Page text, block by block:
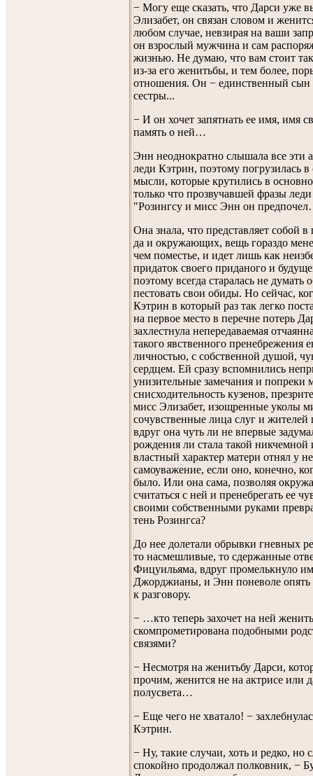
− Могу еще сказать, что Дарси уже
Элизабет, он связан словом и
любом случае, невзирая на ваши
он взрослый мужчина и сам
жизнью. Не думаю, что вам стоит
из-за его женитьбы, и тем более,
отношения. Он − единственный сын
сестры...
− И он хочет запятнать ее имя, имя
память о ней…
Энн неоднократно слышала все эти
леди Кэтрин, поэтому погрузилась в
мысли, которые крутились в
только что прозвучавшей фразы
"Розингсу и мисс Энн он
Она знала, что представляет собой в
да и окружающих, вещь гораздо
чем поместье, и идет лишь как
придаток своего приданого и
поэтому всегда старалась не думать
пестовать свои обиды. Но сейчас,
Кэтрин в который раз так легко
на первое место в перечне потерь
захлестнула непередаваемая
такого явственного пренебрежения
личностью, с собственной душой,
сердцем. Ей сразу вспомнились
унизительные замечания и попреки
снисходительность кузенов,
мисс Элизабет, изощренные уколы
сочувственные лица слуг и жителей
вдруг она чуть ли не впервые
рождения ли стала такой
властный характер матери отнял у
самоуважение, если оно, конечно,
было. Или она сама, позволяя
считаться с ней и пренебрегать ее
своими собственными руками
тень Розингса?
До нее долетали обрывки гневных
то насмешливые, то сдержанные
Фицуильяма, вдруг промелькнуло
Джорджианы, и Энн поневоле опять
к разговору.
− …кто теперь захочет на ней
скомпрометирована подобными
связями?
− Несмотря на женитьбу Дарси,
прочим, женится не на актрисе или
полусвета…
− Еще чего не хватало! −
Кэтрин.
− Ну, такие случаи, хоть и редко, но
спокойно продолжал полковник, −